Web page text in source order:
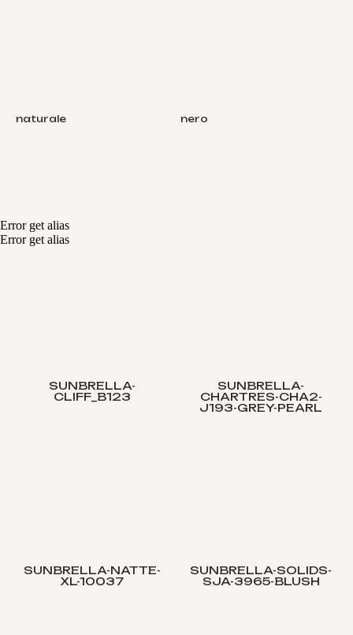
naturale nero
Error get alias
Error get alias
SUNBRELLA-
CLIFF_B123
SUNBRELLA-
CHARTRES-CHA2-
J193-GREY-PEARL
SUNBRELLA-NATTE-
XL-10037
SUNBRELLA-SOLIDS-
SJA-3965-BLUSH